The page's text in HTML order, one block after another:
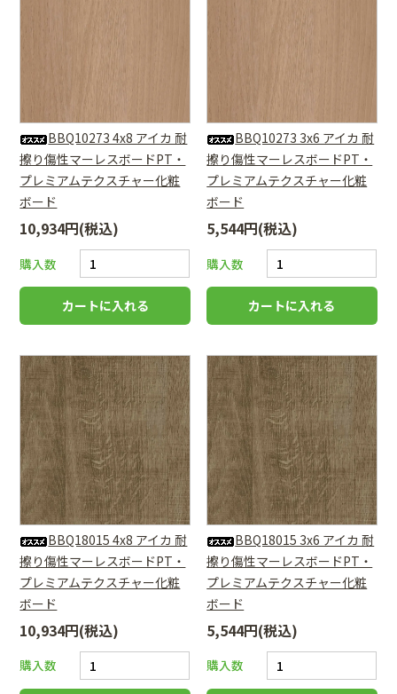
BBQ10273 4x8 アイカ 耐
擦り傷性マーレスボードPT・
プレミアムテクスチャー化粧
ボード
10,934円(税込)
購入数
BBQ10273 3x6 アイカ 耐
擦り傷性マーレスボードPT・
プレミアムテクスチャー化粧
ボード
5,544円(税込)
購入数
BBQ18015 4x8 アイカ 耐
擦り傷性マーレスボードPT・
プレミアムテクスチャー化粧
ボード
10,934円(税込)
購入数
BBQ18015 3x6 アイカ 耐
擦り傷性マーレスボードPT・
プレミアムテクスチャー化粧
ボード
5,544円(税込)
購入数